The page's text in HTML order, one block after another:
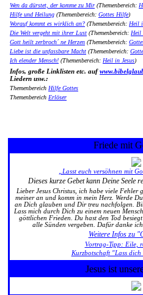
Wen da dürstet, der komme zu Mir (Themenbereich:
Hilfe und Heilung (Themenbereich: Gottes Hilfe)
Worauf kommt es wirklich an? (Themenbereich: Heil
Die Welt vergeht mit ihrer Lust (Themenbereich: Heil
Gott heilt zerbroch´ ne Herzen (Themenbereich:
Liebe ist die unfassbare Macht (Themenbereich:
Ich elender Mensch! (Themenbereich: Heil in Jesus)
Infos, große Linklisten etc. auf
Liedern usw.:
Themenbereich Hilfe Gottes
Themenbereich Erlöser
Friede mit
„Lasst euch versöhnen mit
Dieses kurze Gebet kann Deine Seele
Lieber Jesus Christus, ich habe viele
meiner an und komm in mein Herz. Werde
an Dich glauben und Dir treu nachfolgen.
Lass mich durch Dich zu einem neuen
göttlichen Frieden. Du hast den Tod
alle Sünden vergeben. Dafür danke
Weitere Infos zu
Vortrag-Tipp: Eile,
Kurzbotschaft "Lass
Jesus ist